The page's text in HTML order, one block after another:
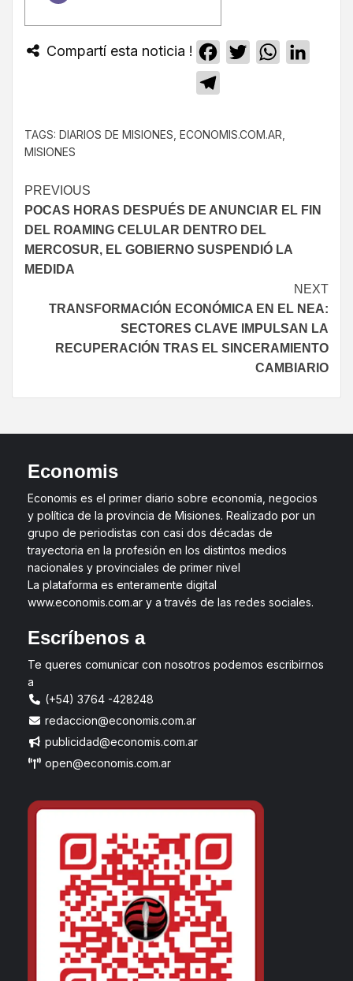
Compartí esta noticia ! Facebook
TwitterWhatsApp
TAGS: DIARIOS DE MISIONES ECONOMIS.COM.AR
MISIONES
PREVIOUS
POCAS HORAS DESPUÉS DE ANUNCIAR EL FIN
DEL ROAMING CELULAR DENTRO DEL
MERCOSUR, EL GOBIERNO SUSPENDIÓ LA
MEDIDA
NEXT
TRANSFORMACIÓN ECONÓMICA EN EL NEA:
SECTORES CLAVE IMPULSAN LA
RECUPERACIÓN TRAS EL SINCERAMIENTO
CAMBIARIO
Economis
Economis es el primer diario sobre economía, negocios
y política de la provincia de Misiones. Realizado por un
grupo de periodistas con casi dos décadas de
trayectoria en la profesión en los distintos medios
nacionales y provinciales de primer nivel
La plataforma es enteramente digital
www.economis.com.ar y a través de las redes sociales.
Escríbenos a
Te queres comunicar con nosotros podemos escribirnos
a
(+54) 3764 -428248
redaccion@economis.com.ar
publicidad@economis.com.ar
open@economis.com.ar